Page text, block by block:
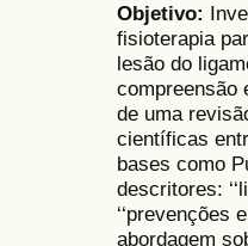
Objetivo:
fisioterapia
lesão do
compreensão
de uma
científicas
bases como
descritores:
abordagem